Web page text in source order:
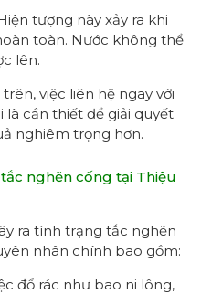
tượng này xảy ra khi
toàn. Nước không thể
lên.
việc liên hệ ngay với
là cần thiết để giải quyết
nghiêm trọng hơn.
nghẽn cống tại Thiệu
ra tình trạng tắc nghẽn
nhân chính bao gồm:
đổ rác như bao ni lông,